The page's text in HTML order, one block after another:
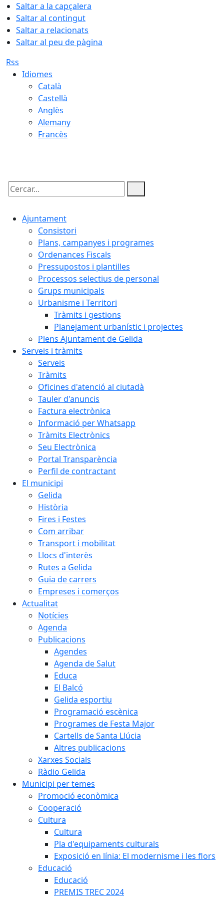
Saltar a la capçalera
Saltar al contingut
Saltar a relacionats
Saltar al peu de pàgina
Rss
Idiomes
Català
Castellà
Anglès
Alemany
Francès
Cercar:
Ajuntament
Consistori
Plans, campanyes i programes
Ordenances Fiscals
Pressupostos i plantilles
Processos selectius de personal
Grups municipals
Urbanisme i Territori
Tràmits i gestions
Planejament urbanístic i projectes
Plens Ajuntament de Gelida
Serveis i tràmits
Serveis
Tràmits
Oficines d'atenció al ciutadà
Tauler d'anuncis
Factura electrònica
Informació per Whatsapp
Tràmits Electrònics
Seu Electrònica
Portal Transparència
Perfil de contractant
El municipi
Gelida
Història
Fires i Festes
Com arribar
Transport i mobilitat
Llocs d'interès
Rutes a Gelida
Guia de carrers
Empreses i comerços
Actualitat
Notícies
Agenda
Publicacions
Agendes
Agenda de Salut
Educa
El Balcó
Gelida esportiu
Programació escènica
Programes de Festa Major
Cartells de Santa Llúcia
Altres publicacions
Xarxes Socials
Ràdio Gelida
Municipi per temes
Promoció econòmica
Cooperació
Cultura
Cultura
Pla d'equipaments culturals
Exposició en línia: El modernisme i les flors
Educació
Educació
PREMIS TREC 2024